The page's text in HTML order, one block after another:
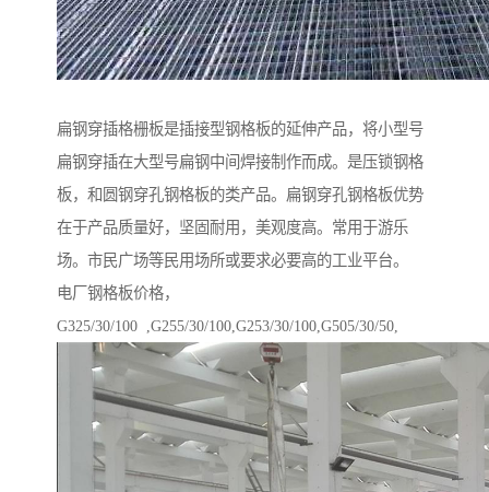
扁钢穿插格栅板是插接型钢格板的延伸产品，将小型号
扁钢穿插在大型号扁钢中间焊接制作而成。是压锁钢格
板，和圆钢穿孔钢格板的类产品。扁钢穿孔钢格板优势
在于产品质量好，坚固耐用，美观度高。常用于游乐
场。市民广场等民用场所或要求必要高的工业平台。
电厂钢格板价格，
G325/30/100 ,G255/30/100,G253/30/100,G505/30/50,